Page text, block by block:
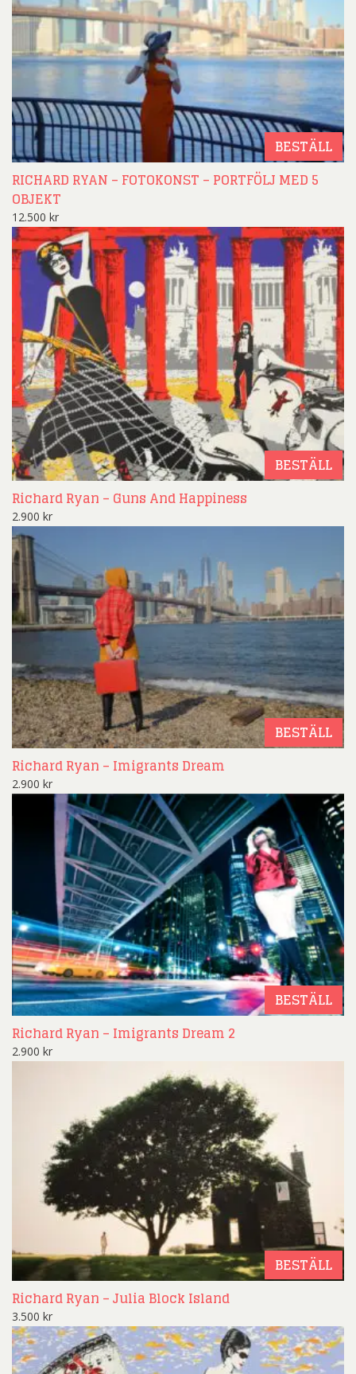
BESTÄLL
RICHARD RYAN – FOTOKONST – PORTFÖLJ MED 5
OBJEKT
12.500 kr
BESTÄLL
Richard Ryan – Guns And Happiness
2.900 kr
BESTÄLL
Richard Ryan – Imigrants Dream
2.900 kr
BESTÄLL
Richard Ryan – Imigrants Dream 2
2.900 kr
BESTÄLL
Richard Ryan – Julia Block Island
3.500 kr